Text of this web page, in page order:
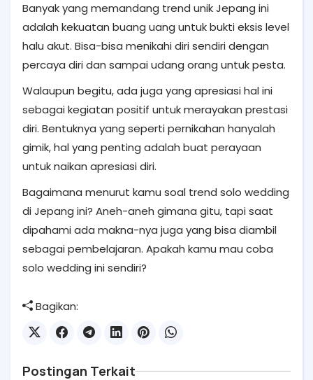
Banyak yang memandang trend unik Jepang ini
adalah kekuatan buang uang untuk bukti eksis level
halu akut. Bisa-bisa menikahi diri sendiri dengan
percaya diri dan sampai udang orang untuk pesta.
Walaupun begitu, ada juga yang apresiasi hal ini
sebagai kegiatan positif untuk merayakan prestasi
diri. Bentuknya yang seperti pernikahan hanyalah
gimik, hal yang penting adalah buat perayaan
untuk naikan apresiasi diri.
Bagaimana menurut kamu soal trend solo wedding
di Jepang ini? Aneh-aneh gimana gitu, tapi saat
dipahami ada makna-nya juga yang bisa diambil
sebagai pembelajaran. Apakah kamu mau coba
solo wedding ini sendiri?
Bagikan:
Postingan Terkait